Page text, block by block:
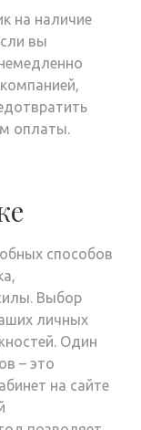
на наличие
вы
оплаты.
способов
Выбор
личных
Один
– это
на сайте